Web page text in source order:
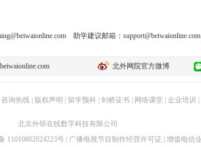
助学建议邮箱： support@beiwaionline.com
北外网院官方微博
咨询热线| 版权声明 留学预科| 剑桥证书 网络课堂| 企业培训
北京外研在线数字科技有限公司
11010802024223号 广播电视节目制作经营许可证 增值电信